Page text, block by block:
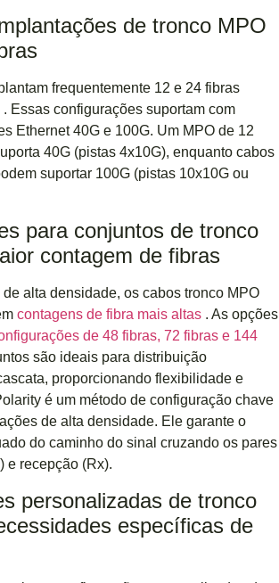
de tronco MPO
frequentemente 12 e 24 fibras
. Essas configurações suportam com
Ethernet 40G e 100G. Um MPO de 12
40G (pistas 4x10G), enquanto cabos
suportar 100G (pistas 10x10G ou
para conjuntos de tronco
contagem de fibras
alta densidade, os cabos tronco MPO
contagens de fibra mais altas . As opções
de 48 fibras, 72 fibras e 144
são ideais para distribuição
proporcionando flexibilidade e
é um método de configuração chave
de alta densidade. Ele garante o
do caminho do sinal cruzando os pares
e recepção (Rx).
personalizadas de tronco
específicas de